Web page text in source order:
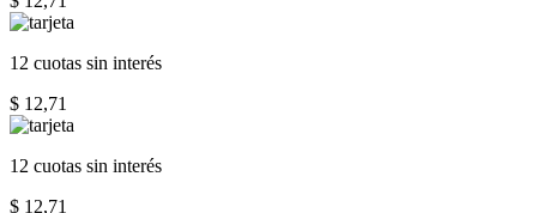
12 cuotas sin interés
$ 12,71
12 cuotas sin interés
$ 12,71